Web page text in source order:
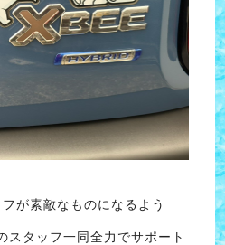
が素敵なものになるよう
スタッフ一同全力でサポート